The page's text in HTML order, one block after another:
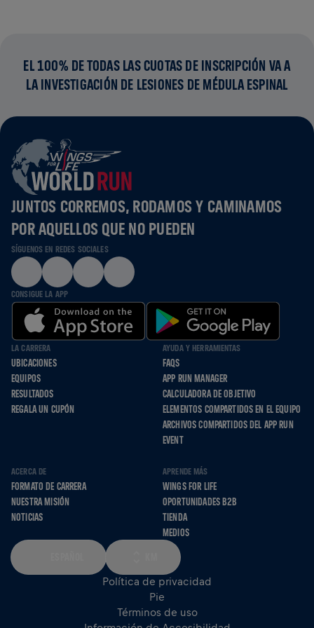
EL 100% DE TODAS LAS CUOTAS DE INSCRIPCIÓN VA A
LA INVESTIGACIÓN DE LESIONES DE MÉDULA ESPINAL
JUNTOS CORREMOS, RODAMOS Y CAMINAMOS
POR AQUELLOS QUE NO PUEDEN
SÍGUENOS EN REDES SOCIALES
CONSIGUE LA APP
LA CARRERA
UBICACIONES
EQUIPOS
RESULTADOS
REGALA UN CUPÓN
AYUDA Y HERRAMIENTAS
FAQS
APP RUN MANAGER
CALCULADORA DE OBJETIVO
ELEMENTOS COMPARTIDOS EN EL EQUIPO
ARCHIVOS COMPARTIDOS DEL APP RUN
EVENT
ACERCA DE
FORMATO DE CARRERA
NUESTRA MISIÓN
NOTICIAS
APRENDE MÁS
WINGS FOR LIFE
OPORTUNIDADES B2B
TIENDA
MEDIOS
Política de privacidad
Pie
Términos de uso